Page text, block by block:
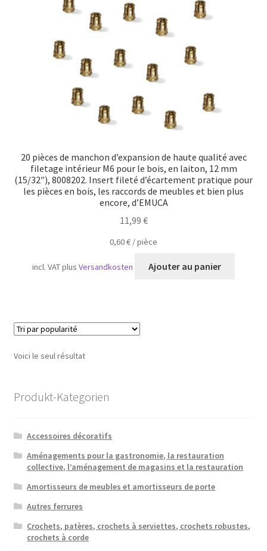
Transport maritime
20 pièces de manchon d’expansion de haute qualité avec
filetage intérieur M6 pour le bois, en laiton, 12 mm
(15/32″), 8008202. Insert fileté d’écartement pratique pour
les pièces en bois, les raccords de meubles et bien plus
encore, d’EMUCA
11,99 €
0,60€ /pièce
incl. VATplusVersandkosten Ajouter au panier
Voici le seul résultat
Produkt-Kategorien
Accessoires décoratifs
Aménagements pour la gastronomie, la restauration
collective, l’aménagement de magasins et la restauration
Amortisseurs de meubles et amortisseurs de porte
Autres ferrures
Crochets, patères, crochets à serviettes, crochets robustes,
crochets à corde